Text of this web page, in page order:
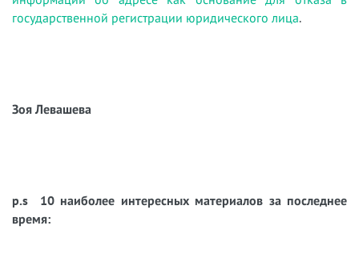
государственной регистрации юридического лица.
Зоя Левашева
p.s 10 наиболее интересных материалов за последнее
время: